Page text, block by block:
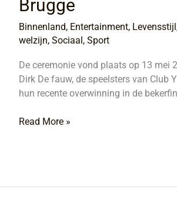
Brugge
Binnenland, Entertainment, Levensstijl
welzijn, Sociaal, Sport
De ceremonie vond plaats op 13 mei
Dirk De fauw, de speelsters van Club
hun recente overwinning in de
Read More »